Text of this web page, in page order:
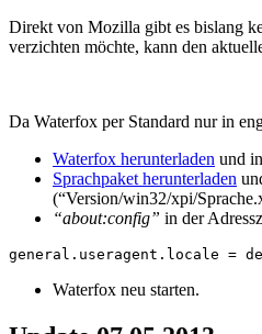
Direkt von Mozilla gibt es bislang
verzichten möchte, kann den
Da Waterfox per Standard nur in
Waterfox herunterladen und
Sprachpaket herunterladen
(“Version/win32/xpi/
“about:config” in der
general.useragent.locale =
Waterfox neu starten.